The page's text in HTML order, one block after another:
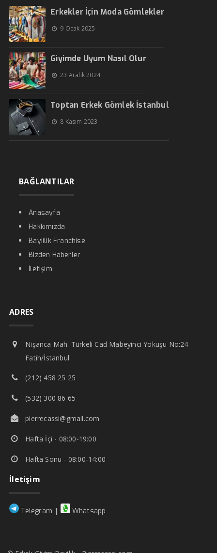
Erkekler İçin Moda Gömlekler
9 Ocak 2025
Giyimde Uyum Nasıl Olur
23 Aralık 2024
Toptan Erkek Gömlek İstanbul
8 Kasım 2023
BAĞLANTILAR
Anasayfa
Hakkımızda
Bayiilik Franchise
Bizden Haberler
İletişim
ADRES
Nişanca Mah. Türkeli Cad Mabeyinci Yokuşu No:24
Fatih/İstanbul
(212) 458 25 25
(532) 300 86 65
pierrecassi@gmail.com
Hafta İçi - 08:00-19:00
Hafta Sonu - 08:00-14:00
İletişim
Telegram | Whatsapp